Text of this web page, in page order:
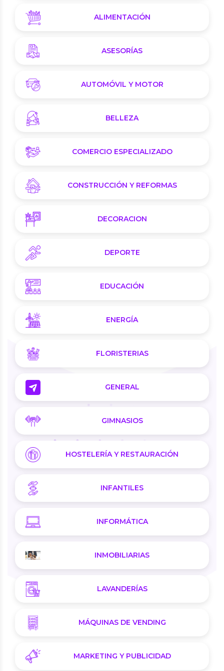
ALIMENTACIÓN
ASESORÍAS
AUTOMÓVIL Y MOTOR
BELLEZA
COMERCIO ESPECIALIZADO
CONSTRUCCIÓN Y REFORMAS
DECORACION
DEPORTE
EDUCACIÓN
ENERGÍA
FLORISTERIAS
GENERAL
GIMNASIOS
HOSTELERÍA Y RESTAURACIÓN
INFANTILES
INFORMÁTICA
INMOBILIARIAS
LAVANDERÍAS
MÁQUINAS DE VENDING
MARKETING Y PUBLICIDAD